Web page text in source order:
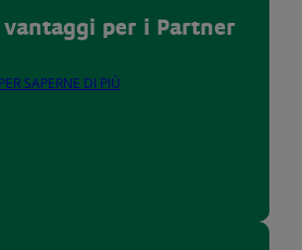
vantaggi per i Partner
PER SAPERNE DI PIÙ